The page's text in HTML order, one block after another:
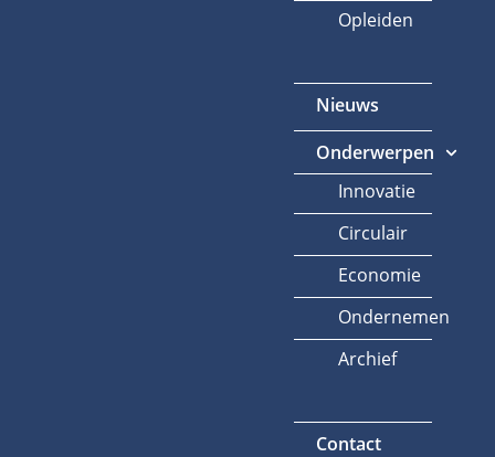
Opleiden
Nieuws
Onderwerpen
Innovatie
Circulair
Economie
Ondernemen
Archief
Contact